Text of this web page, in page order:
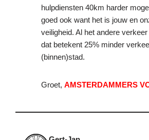
hulpdiensten 40km harder
goed ook want het is jouw en
veiligheid. Al het andere
dat betekent 25% minder
(binnen)stad.
Groet, AMSTERDAMMERS